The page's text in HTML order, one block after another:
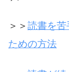
＞＞ 読書を苦
ための方法